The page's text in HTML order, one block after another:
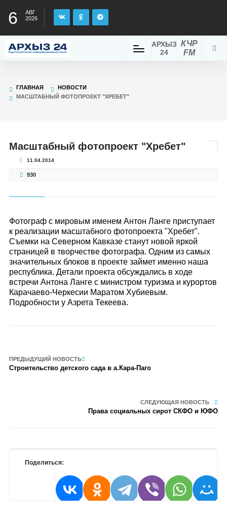
6
АВГ
2026
КЧР
FM
АРХЫЗ
24
ГЛАВНАЯ
НОВОСТИ
МАСШТАБНЫЙ ФОТОПРОЕКТ "ХРЕБЕТ"
Масштабный фотопроект "Хребет"
11.04.2014
930
Фотограф с мировым именем Антон Ланге приступает
к реализации масштабного фотопроекта "Хребет".
Съемки на Северном Кавказе станут новой яркой
страницей в творчестве фотографа. Одним из самых
значительных блоков в проекте займет именно наша
республика. Детали проекта обсуждались в ходе
встречи Антона Ланге с министром туризма и курортов
Карачаево-Черкесии Маратом Хубиевым.
Подробности у Азрета Текеева.
ПРЕДЫДУЩИЙ НОВОСТЬ
Строительство детского сада в а.Кара-Паго
СЛЕДУЮЩАЯ НОВОСТЬ
Права социальных сирот СКФО и ЮФО
Поделиться: